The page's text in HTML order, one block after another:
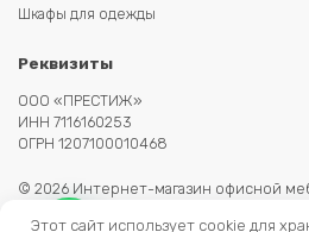
Шкафы для одежды
Реквизиты
ООО «ПРЕСТИЖ»
ИНН 7116160253
ОГРН 1207100010468
© 2026 Интернет-магазин офисной
Этот сайт использует cookie для